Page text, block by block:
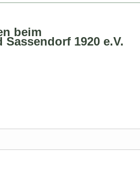
beim
1920 e.V.